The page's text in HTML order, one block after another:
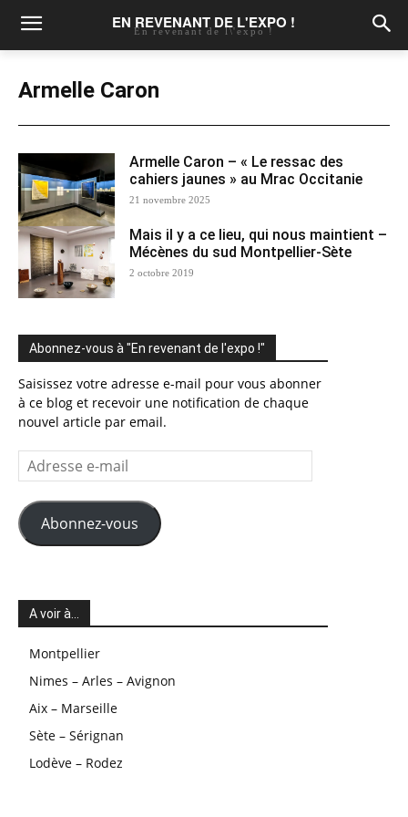
EN REVENANT DE L'EXPO !
En revenant de l\'expo !
Armelle Caron
Armelle Caron – « Le ressac des
cahiers jaunes » au Mrac Occitanie
21 novembre 2025
Mais il y a ce lieu, qui nous maintient –
Mécènes du sud Montpellier-Sète
2 octobre 2019
Abonnez-vous à "En revenant de l'expo !"
Saisissez votre adresse e-mail pour vous abonner
à ce blog et recevoir une notification de chaque
nouvel article par email.
Adresse
e-
mail
Abonnez-vous
A voir à…
Montpellier
Nimes – Arles – Avignon
Aix – Marseille
Sète – Sérignan
Lodève – Rodez